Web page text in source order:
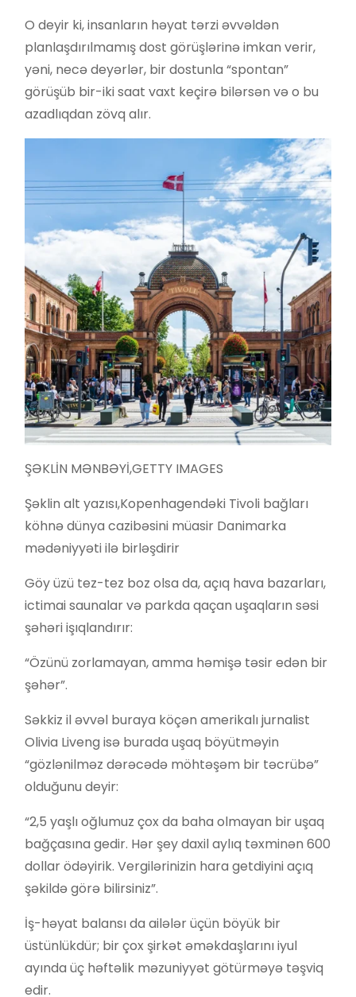
O deyir ki, insanların həyat tərzi əvvəldən
planlaşdırılmamış dost görüşlərinə imkan verir,
yəni, necə deyərlər, bir dostunla “spontan”
görüşüb bir-iki saat vaxt keçirə bilərsən və o bu
azadlıqdan zövq alır.
ŞƏKLİN MƏNBƏYİ,GETTY IMAGES
Şəklin alt yazısı,Kopenhagendəki Tivoli bağları
köhnə dünya cazibəsini müasir Danimarka
mədəniyyəti ilə birləşdirir
Göy üzü tez-tez boz olsa da, açıq hava bazarları,
ictimai saunalar və parkda qaçan uşaqların səsi
şəhəri işıqlandırır:
“Özünü zorlamayan, amma həmişə təsir edən bir
şəhər”.
Səkkiz il əvvəl buraya köçən amerikalı jurnalist
Olivia Liveng isə burada uşaq böyütməyin
“gözlənilməz dərəcədə möhtəşəm bir təcrübə”
olduğunu deyir:
“2,5 yaşlı oğlumuz çox da baha olmayan bir uşaq
bağçasına gedir. Hər şey daxil aylıq təxminən 600
dollar ödəyirik. Vergilərinizin hara getdiyini açıq
şəkildə görə bilirsiniz”.
İş-həyat balansı da ailələr üçün böyük bir
üstünlükdür; bir çox şirkət əməkdaşlarını iyul
ayında üç həftəlik məzuniyyət götürməyə təşviq
edir.